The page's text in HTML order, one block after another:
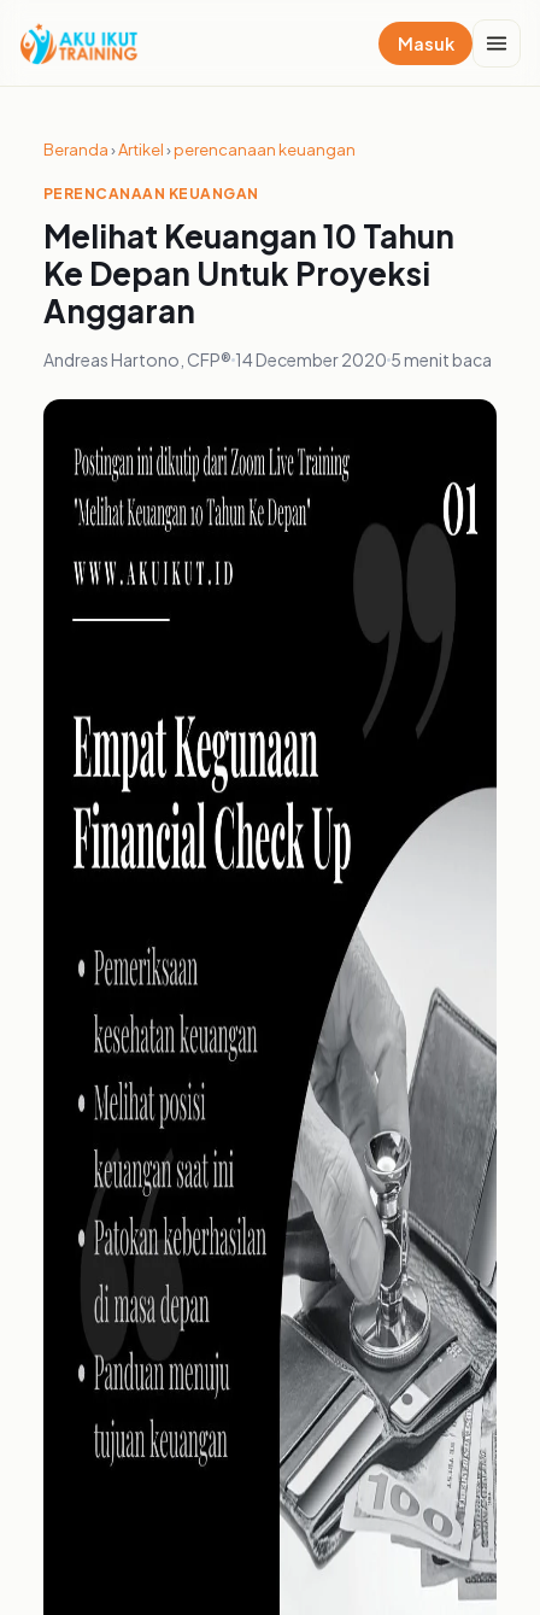
Masuk
Beranda›Artikel›perencanaan keuangan
PERENCANAAN KEUANGAN
Melihat Keuangan 10 Tahun
Ke Depan Untuk Proyeksi
Anggaran
Andreas Hartono, CFP® 14 December 2020 5 menit baca